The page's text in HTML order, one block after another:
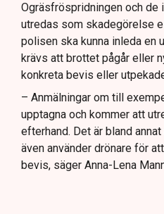
Ogräsfröspridningen och de
utredas som skadegörelse
polisen ska kunna inleda en
krävs att brottet pågår eller
konkreta bevis eller
– Anmälningar om till
upptagna och kommer att
efterhand. Det är bland
även använder drönare för
bevis, säger Anna-Lena